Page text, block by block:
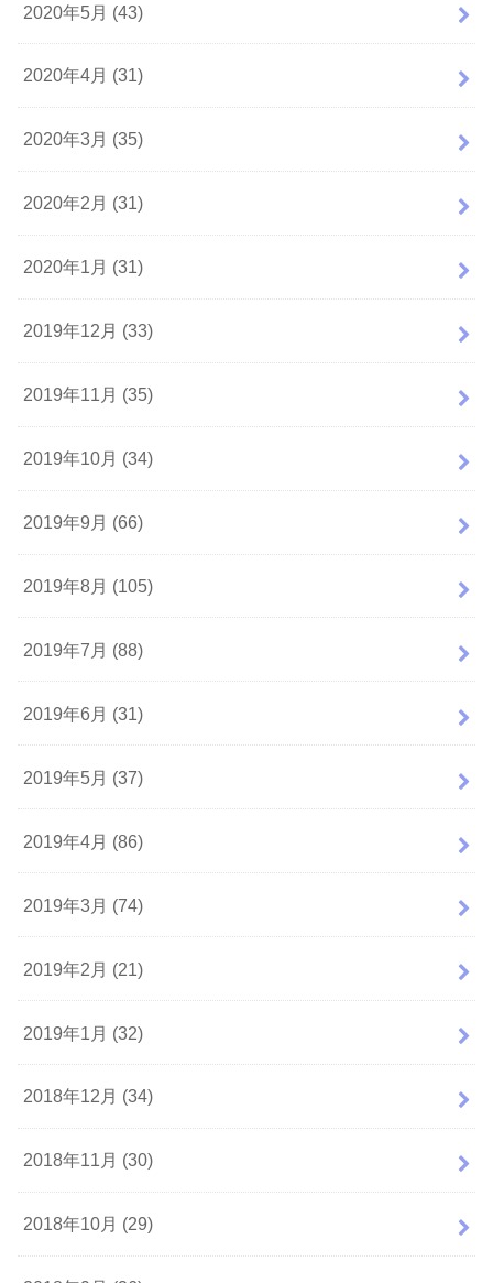
2020年5月 (43)
2020年4月 (31)
2020年3月 (35)
2020年2月 (31)
2020年1月 (31)
2019年12月 (33)
2019年11月 (35)
2019年10月 (34)
2019年9月 (66)
2019年8月 (105)
2019年7月 (88)
2019年6月 (31)
2019年5月 (37)
2019年4月 (86)
2019年3月 (74)
2019年2月 (21)
2019年1月 (32)
2018年12月 (34)
2018年11月 (30)
2018年10月 (29)